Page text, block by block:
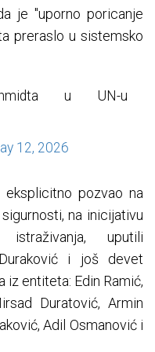
je "uporno poricanje
preraslo u sistemsko
u UN-u
12, 2026
pozvao na
na inicijativu
uputili
i još devet
iz entiteta: Edin Ramić,
Duratović, Armin
Adil Osmanović i